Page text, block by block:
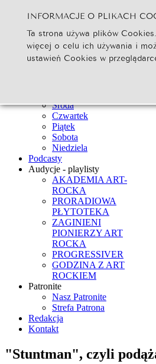
Szukaj...
Strona Główna
Newsy
Środa
Czwartek
Piątek
Sobota
Niedziela
Podcasty
Audycje - playlisty
AKADEMIA ART-
ROCKA
PRORADIOWA
PŁYTOTEKA
ZAGINIENI
PIONIERZY ART
ROCKA
PROGRESSIVER
GODZINA Z ART
ROCKIEM
Patronite
Nasz Patronite
Strefa Patrona
Redakcja
Kontakt
"Stuntman", czyli
INFORMACJE O PLIKACH
Ta strona używa plików
więcej o celu ich używania i
ustawień Cookies w